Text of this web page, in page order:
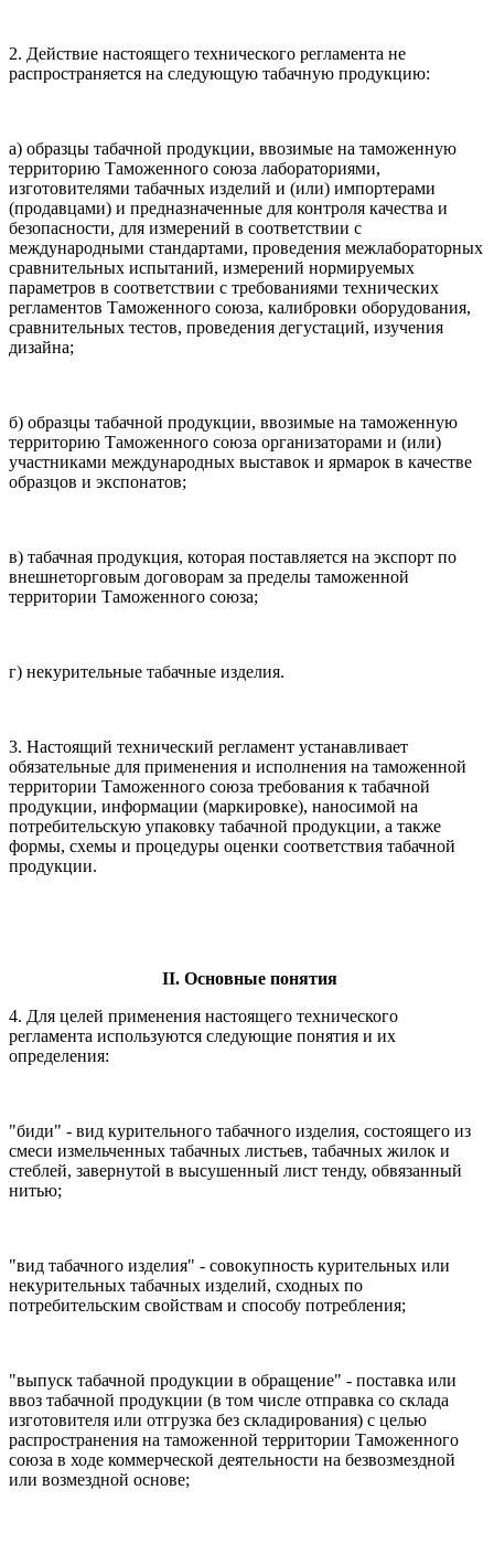
2. Действие настоящего технического регламента не
распространяется на следующую табачную продукцию:
а) образцы табачной продукции, ввозимые на таможенную
территорию Таможенного союза лабораториями,
изготовителями табачных изделий и (или) импортерами
(продавцами) и предназначенные для контроля качества и
безопасности, для измерений в соответствии с
международными стандартами, проведения межлабораторных
сравнительных испытаний, измерений нормируемых
параметров в соответствии с требованиями технических
регламентов Таможенного союза, калибровки оборудования,
сравнительных тестов, проведения дегустаций, изучения
дизайна;
б) образцы табачной продукции, ввозимые на таможенную
территорию Таможенного союза организаторами и (или)
участниками международных выставок и ярмарок в качестве
образцов и экспонатов;
в) табачная продукция, которая поставляется на экспорт по
внешнеторговым договорам за пределы таможенной
территории Таможенного союза;
г) некурительные табачные изделия.
3. Настоящий технический регламент устанавливает
обязательные для применения и исполнения на таможенной
территории Таможенного союза требования к табачной
продукции, информации (маркировке), наносимой на
потребительскую упаковку табачной продукции, а также
формы, схемы и процедуры оценки соответствия табачной
продукции.
II. Основные понятия
4. Для целей применения настоящего технического
регламента используются следующие понятия и их
определения:
"биди" - вид курительного табачного изделия, состоящего из
смеси измельченных табачных листьев, табачных жилок и
стеблей, завернутой в высушенный лист тенду, обвязанный
нитью;
"вид табачного изделия" - совокупность курительных или
некурительных табачных изделий, сходных по
потребительским свойствам и способу потребления;
"выпуск табачной продукции в обращение" - поставка или
ввоз табачной продукции (в том числе отправка со склада
изготовителя или отгрузка без складирования) с целью
распространения на таможенной территории Таможенного
союза в ходе коммерческой деятельности на безвозмездной
или возмездной основе;